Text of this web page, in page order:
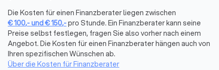
Finanzberatung in Heidenau (Sachsen):
Versicherungen, Altersvorsorge,
Vermögensplanung und mehr
Die komplexe Welt der Finanzen wird mit dem richtigen
Finanzberater an Ihrer Seite zu einem Segen für Ihr
Vermögen. Seriosität, Zuverlässigkeit, Fachkenntnisse zu
Die Kosten für einen Finanzberater liegen zwischen
€100,-und€150,-pro Stunde. Ein Finanzberater kann seine
Preise selbst festlegen, fragen Sie also vorher nach einem
Angebot. Die Kosten für einen Finanzberater hängen auch von
Ihren spezifischen Wünschen ab.
Über die Kosten für Finanzberater